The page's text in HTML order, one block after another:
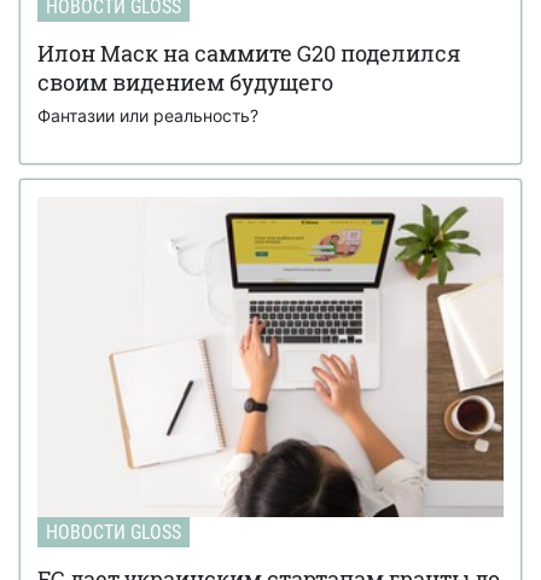
НОВОСТИ GLOSS
Илон Маск на саммите G20 поделился
своим видением будущего
Фантазии или реальность?
НОВОСТИ GLOSS